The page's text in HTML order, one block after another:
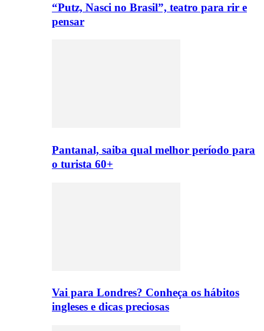
“Putz, Nasci no Brasil”, teatro para rir e
pensar
Pantanal, saiba qual melhor período para
o turista 60+
Vai para Londres? Conheça os hábitos
ingleses e dicas preciosas